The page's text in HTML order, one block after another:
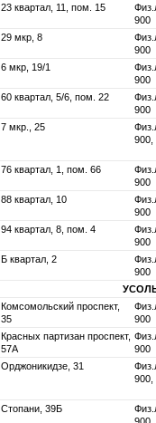
23 квартал, 11, пом. 15
900
29 мкр, 8
900
6 мкр, 19/1
900
60 квартал, 5/6, пом. 22
900
7 мкр., 25
900,
76 квартал, 1, пом. 66
900
88 квартал, 10
900
94 квартал, 8, пом. 4
900
Б квартал, 2
900
Комсомольский проспект,
35
900
Красных партизан проспект,
57А
900
Орджоникидзе, 31
900,
Стопани, 39Б